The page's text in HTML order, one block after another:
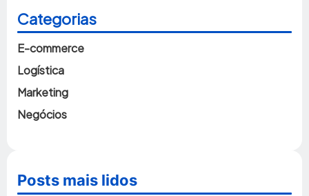
Categorias
E-commerce
Logística
Marketing
Negócios
Posts mais lidos